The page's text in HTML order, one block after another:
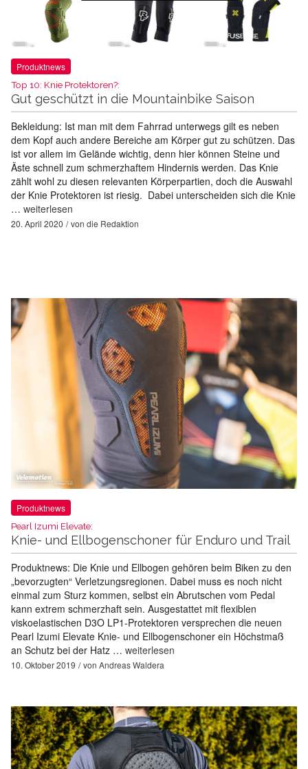
Produktnews
Top 10: Knie Protektoren?:
Gut geschützt in die Mountainbike Saison
Bekleidung: Ist man mit dem Fahrrad unterwegs gilt es neben
dem Kopf auch andere Bereiche am Körper gut zu schützen. Das
ist vor allem im Gelände wichtig, denn hier können Steine und
Äste schnell zum schmerzhaftem Hindernis werden. Das Knie
zählt wohl zu diesen relevanten Körperpartien, doch die Auswahl
der Knie Protektoren ist riesig. Dabei unterscheiden sich die Knie
… weiterlesen
20. April 2020 von die Redaktion
Produktnews
Pearl Izumi Elevate:
Knie- und Ellbogenschoner für Enduro und Trail
Produktnews: Die Knie und Ellbogen gehören beim Biken zu den
„bevorzugten“ Verletzungsregionen. Dabei muss es noch nicht
einmal zum Sturz kommen, selbst ein Abrutschen vom Pedal
kann extrem schmerzhaft sein. Ausgestattet mit flexiblen
viskoelastischen D3O LP1-Protektoren versprechen die neuen
Pearl Izumi Elevate Knie- und Ellbogenschoner ein Höchstmaß
an Schutz bei der Hatz … weiterlesen
10. Oktober 2019 von Andreas Waldera